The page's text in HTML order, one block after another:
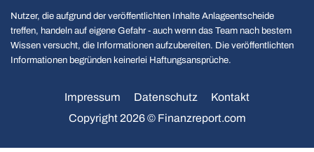
Nutzer, die aufgrund der veröffentlichten Inhalte Anlageentscheide
treffen, handeln auf eigene Gefahr - auch wenn das Team nach bestem
Wissen versucht, die Informationen aufzubereiten. Die veröffentlichten
Informationen begründen keinerlei Haftungsansprüche.
Impressum Datenschutz
Kontakt
Copyright 2026 © Finanzreport.com